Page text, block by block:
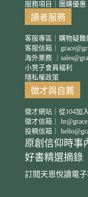
服務項目｜團購優惠
讀者服務
客服專區｜購物疑難
客服信箱｜
海外業務 ｜
小凳子會員福利
隱私權政策
徵才與自薦
徵才網站｜從104加
徵才信箱｜
投稿信箱｜
原創信仰時事
好書精選摘錄
訂閱天恩悅讀電子